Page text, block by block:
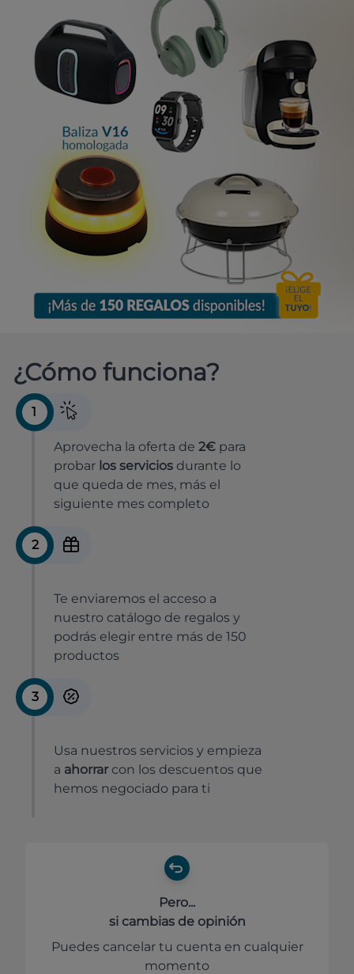
¿Cómo funciona?
1
Aprovecha la oferta de 2€ para
probar los servicios durante lo
que queda de mes, más el
siguiente mes completo
2
Te enviaremos el acceso a
nuestro catálogo de regalos y
podrás elegir entre más de 150
productos
3
Usa nuestros servicios y empieza
a ahorrar con los descuentos que
hemos negociado para ti
Pero...
si cambias de opinión
Puedes cancelar tu cuenta en cualquier
momento